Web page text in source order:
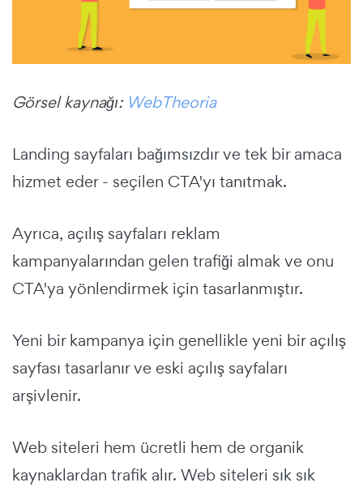
Görsel kaynağı: WebTheoria
Landing sayfaları bağımsızdır ve tek bir amaca
hizmet eder - seçilen CTA'yı tanıtmak.
Ayrıca, açılış sayfaları reklam
kampanyalarından gelen trafiği almak ve onu
CTA'ya yönlendirmek için tasarlanmıştır.
Yeni bir kampanya için genellikle yeni bir açılış
sayfası tasarlanır ve eski açılış sayfaları
arşivlenir.
Web siteleri hem ücretli hem de organik
kaynaklardan trafik alır. Web siteleri sık sık